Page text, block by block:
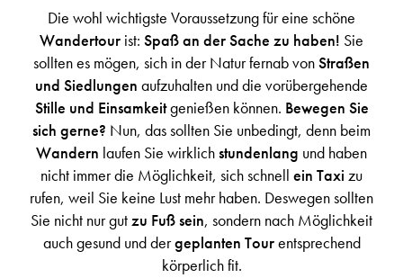
Die wohl wichtigste Voraussetzung für eine schöne
Wandertour ist: Spaß an der Sache zu haben! Sie
sollten es mögen, sich in der Natur fernab vonStraßen
und Siedlungen aufzuhalten und die vorübergehende
Stille und Einsamkeitgenießen können. Bewegen Sie
sich gerne? Nun, das sollten Sie unbedingt, denn beim
Wandern laufen Sie wirklichstundenlang und haben
nicht immer die Möglichkeit, sich schnell ein Taxi zu
rufen, weil Sie keine Lust mehr haben. Deswegen sollten
Sie nicht nur gut zu Fuß sein, sondern nach Möglichkeit
auch gesund und dergeplanten Tourentsprechend
körperlich fit.